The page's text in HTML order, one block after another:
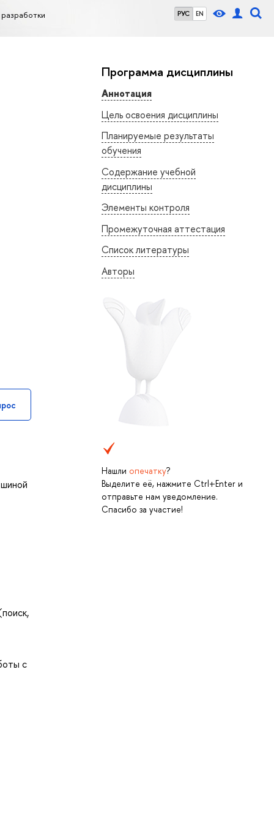
РУС EN
Программа дисциплины
Аннотация
Цель освоения дисциплины
Планируемые результаты
обучения
Содержание учебной
дисциплины
Элементы контроля
Промежуточная аттестация
Список литературы
Авторы
Нашли опечатку?
Выделите её, нажмите Ctrl+Enter и
отправьте нам уведомление.
Спасибо за участие!
с